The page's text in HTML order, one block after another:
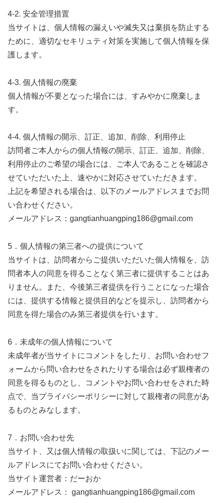
4-2. 安全管理措置
当サイトは、個人情報の漏えいや滅失又は棄損を防止する
ために、適切なセキリュティ対策を実施して個人情報を保
護します。
4-3. 個人情報の廃棄
個人情報が不要となった場合には、すみやかに廃棄しま
す。
4-4. 個人情報の開示、訂正、追加、削除、利用停止
訪問者ご本人からの個人情報の開示、訂正、追加、削除、
利用停止のご希望の場合には、ご本人であることを確認さ
せていただいた上、速やかに対応させていただきます。
上記を希望される場合は、以下のメールアドレスまでお問
い合わせください。
メールアドレス：gangtianhuangping186@gmail.com
5．個人情報の第三者への提供について
当サイトは、訪問者からご提供いただいた個人情報を、訪
問者本人の同意を得ることなく第三者に提供することはあ
りません。また、今後第三者提供を行うことになった場合
には、提供する情報と提供目的などを提示し、訪問者から
同意を得た場合のみ第三者提供を行います。
6．未成年の個人情報について
未成年者が当サイトにコメントをしたり、お問い合わせフ
ォームから問い合わせをされたりする場合は必ず親権者の
同意を得るものとし、コメントやお問い合わせをされた時
点で、当プライバシーポリシーに対して親権者の同意があ
るものとみなします。
7．お問い合わせ先
当サイト、又は個人情報の取扱いに関しては、下記のメー
ルアドレスにてお問い合わせください。
当サイト運営者：だーおか
メールアドレス： gangtianhuangping186@gmail.com